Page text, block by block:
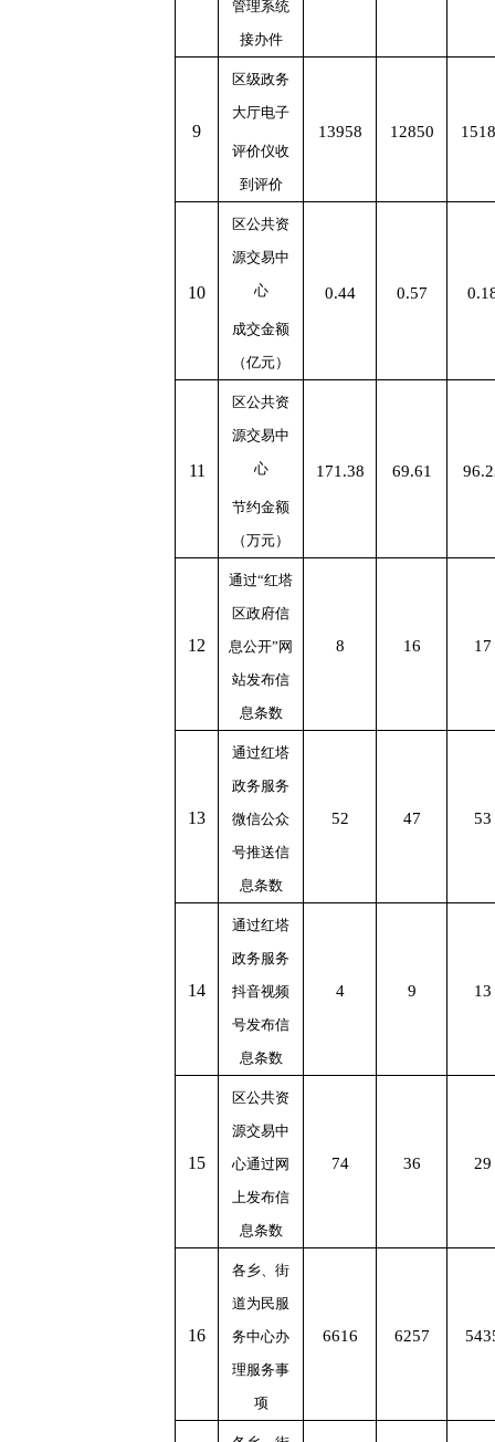
管理系统
接办件
9
区级政务
大厅电子
评价仪收
到评价
13958 12850
10
区公共资
源交易中
心
成交金额
（亿元）
0.44 0.57
11
区公共资
源交易中
心
节约金额
（万元）
171.38 69.61
1 2
通过“红塔
区政府信
息公开” 网
站发布信
息条数
8 16 17
13
通过红塔
政务服务
微信公众
号推送信
息条数
52 47 53
14
通过红塔
政务服务
抖音视频
号发布信
息条数
4 9 13
1 5
区公共资
源交易中
心通过网
上发布信
息条数
74 36 29
16
各乡、街
道为民服
务中心办
理服务事
项
6616 6257